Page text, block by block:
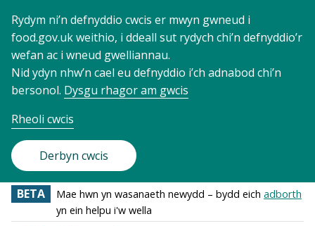
Rydym ni’n defnyddio cwcis er mwyn gwneud i
food.gov.uk weithio, i ddeall sut rydych chi’n defnyddio’r
wefan ac i wneud gwelliannau.
Nid ydyn nhw’n cael eu defnyddio i’ch adnabod chi’n
bersonol. Dysgu rhagor am gwcis
Rheoli cwcis
Derbyn cwcis
BETA Mae hwn yn wasanaeth newydd – bydd eich adborth
yn ein helpu i'w wella